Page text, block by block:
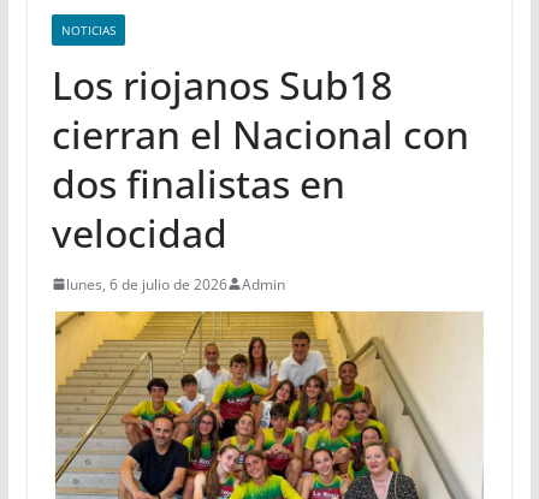
NOTICIAS
Los riojanos Sub18
cierran el Nacional con
dos finalistas en
velocidad
lunes, 6 de julio de 2026 Admin